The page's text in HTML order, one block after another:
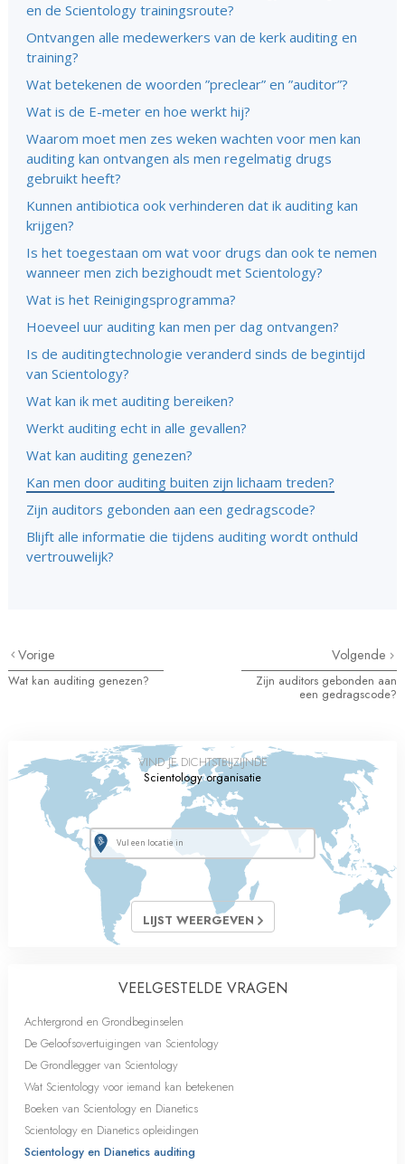
en de Scientology trainingsroute?
Ontvangen alle medewerkers van de kerk auditing en
training?
Wat betekenen de woorden ”preclear” en ”auditor”?
Wat is de E-meter en hoe werkt hij?
Waarom moet men zes weken wachten voor men kan
auditing kan ontvangen als men regelmatig drugs
gebruikt heeft?
Kunnen antibiotica ook verhinderen dat ik auditing kan
krijgen?
Is het toegestaan om wat voor drugs dan ook te nemen
wanneer men zich bezighoudt met Scientology?
Wat is het Reinigingsprogramma?
Hoeveel uur auditing kan men per dag ontvangen?
Is de auditingtechnologie veranderd sinds de begintijd
van Scientology?
Wat kan ik met auditing bereiken?
Werkt auditing echt in alle gevallen?
Wat kan auditing genezen?
Kan men door auditing buiten zijn lichaam treden?
Zijn auditors gebonden aan een gedragscode?
Blijft alle informatie die tijdens auditing wordt onthuld
vertrouwelijk?
Vorige
Wat kan auditing genezen?
Volgende
Zijn auditors gebonden aan
een gedragscode?
VIND JE DICHTSTBIJZIJNDE
Scientology organisatie
LIJST WEERGEVEN
VEELGESTELDE VRAGEN
Achtergrond en Grondbeginselen
De Geloofsovertuigingen van Scientology
De Grondlegger van Scientology
Wat Scientology voor iemand kan betekenen
Boeken van Scientology en Dianetics
Scientology en Dianetics opleidingen
Scientology en Dianetics auditing